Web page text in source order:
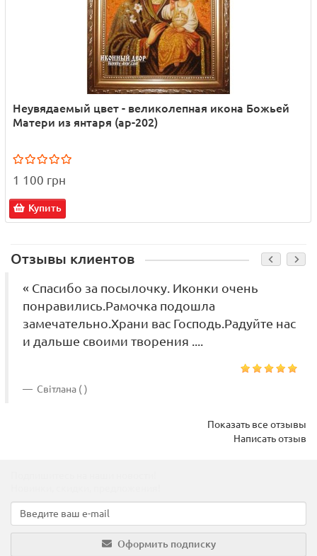
Неувядаемый цвет - великолепная икона Божьей
Матери из янтаря (ар-202)
1 100 грн
Купить
Отзывы клиентов
« Спасибо за посылочку. Иконки очень
понравились.Рамочка подошла
замечательно.Храни вас Господь.Радуйте нас
и дальше своими творения ....
Світлана ( )
Показать все отзывы
Написать отзыв
Оформить подписку